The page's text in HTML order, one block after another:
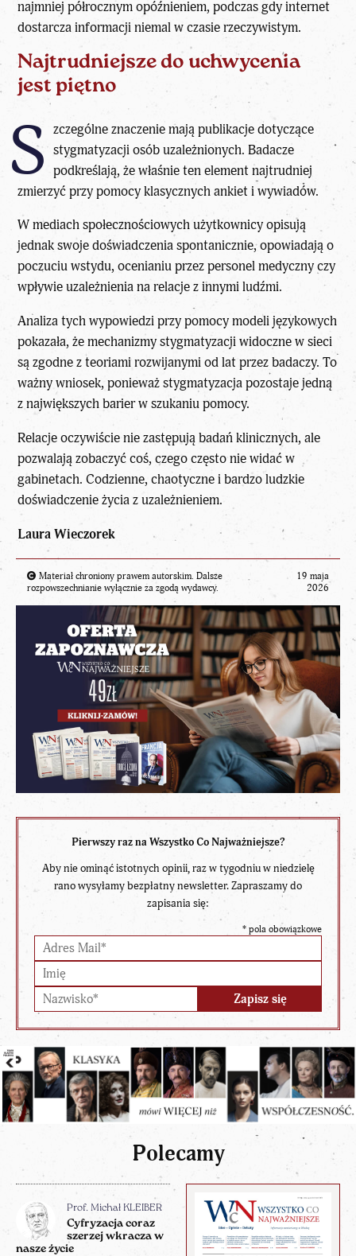
najmniej półrocznym opóźnieniem, podczas gdy internet
dostarcza informacji niemal w czasie rzeczywistym.
Najtrudniejsze do uchwycenia
jest piętno
S zczególne znaczenie mają publikacje dotyczące
stygmatyzacji osób uzależnionych. Badacze
podkreślają, że właśnie ten element najtrudniej
zmierzyć przy pomocy klasycznych ankiet i wywiadów.
W mediach społecznościowych użytkownicy opisują
jednak swoje doświadczenia spontanicznie, opowiadają o
poczuciu wstydu, ocenianiu przez personel medyczny czy
wpływie uzależnienia na relacje z innymi ludźmi.
Analiza tych wypowiedzi przy pomocy modeli językowych
pokazała, że mechanizmy stygmatyzacji widoczne w sieci
są zgodne z teoriami rozwijanymi od lat przez badaczy. To
ważny wniosek, ponieważ stygmatyzacja pozostaje jedną
z największych barier w szukaniu pomocy.
Relacje oczywiście nie zastępują badań klinicznych, ale
pozwalają zobaczyć coś, czego często nie widać w
gabinetach. Codzienne, chaotyczne i bardzo ludzkie
doświadczenie życia z uzależnieniem.
Laura Wieczorek
Materiał chroniony prawem autorskim. Dalsze
rozpowszechnianie wyłącznie za zgodą wydawcy.
19 maja
2026
Pierwszy raz na Wszystko Co Najważniejsze?
Aby nie ominąć istotnych opinii, raz w tygodniu w niedzielę
rano wysyłamy bezpłatny newsletter. Zapraszamy do
zapisania się:
* pola obowiązkowe
Polecamy
Prof. Michał KLEIBER
Cyfryzacja coraz
szerzej wkracza w
nasze życie